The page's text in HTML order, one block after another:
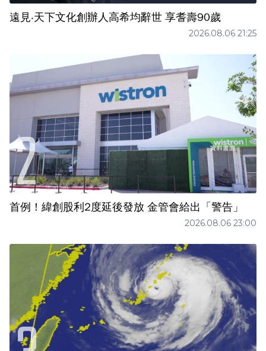
遠見‧天下文化創辦人高希均辭世 享耆壽90歲
2026.08.06 21:25
首例！緯創股利2度延後發放 金管會給出「警告」
2026.08.06 23:00